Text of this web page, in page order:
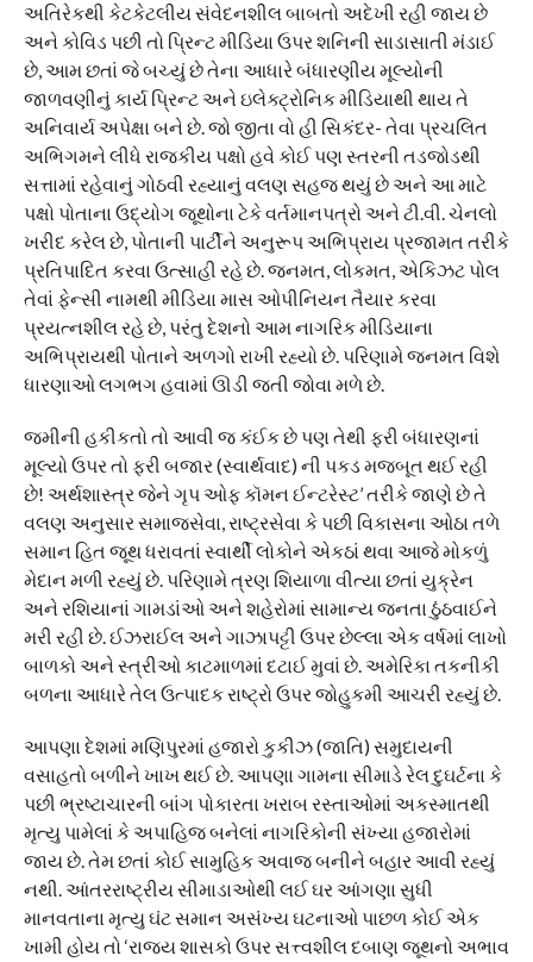
અતિરેકથી કેટકેટલીય સંવેદનશીલ બાબતો અદેખી રહી જાય છે
અને કોવિડ પછી તો પ્રિન્ટ મીડિયા ઉપર શનિની સાડાસાતી મંડાઈ
છે, આમ છતાં જે બચ્યું છે તેના આધારે બંધારણીય મૂલ્યોની
જાળવણીનું કાર્ય પ્રિન્ટ અને ઇલેક્ટ્રોનિક મીડિયાથી થાય તે
અનિવાર્ય અપેક્ષા બને છે. જો જીતા વો હી સિકંદર- તેવા પ્રચલિત
અભિગમને લીધે રાજકીય પક્ષો હવે કોઈ પણ સ્તરની તડજોડથી
સત્તામાં રહેવાનું ગોઠવી રહ્યાનું વલણ સહજ થયું છે અને આ માટે
પક્ષો પોતાના ઉદ્યોગ જૂથોના ટેકે વર્તમાનપત્રો અને ટી.વી. ચેનલો
ખરીદ કરેલ છે, પોતાની પાર્ટીને અનુરૂપ અભિપ્રાય પ્રજામત તરીકે
પ્રતિપાદિત કરવા ઉત્સાહી રહે છે. જનમત, લોકમત, એકિઝટ પોલ
તેવાં ફેન્સી નામથી મીડિયા માસ ઓપીનિયન તૈયાર કરવા
પ્રયત્નશીલ રહે છે, પરંતુ દેશનો આમ નાગરિક મીડિયાના
અભિપ્રાયથી પોતાને અળગો રાખી રહ્યો છે. પરિણામે જનમત વિશે
ધારણાઓ લગભગ હવામાં ઊડી જતી જોવા મળે છે.
જમીની હકીકતો તો આવી જ કંઈક છે પણ તેથી ફરી બંધારણનાં
મૂલ્યો ઉપર તો ફરી બજાર (સ્વાર્થવાદ) ની પકડ મજબૂત થઈ રહી
છે! અર્થશાસ્ત્ર જેને ગૃપ ઓફ કૉમન ઈન્ટરેસ્ટ’ તરીકે જાણે છે તે
વલણ અનુસાર સમાજસેવા, રાષ્ટ્રસેવા કે પછી વિકાસના ઓઠા તળે
સમાન હિત જૂથ ધરાવતાં સ્વાર્થી લોકોને એકઠાં થવા આજે મોકળું
મેદાન મળી રહ્યું છે. પરિણામે ત્રણ શિયાળા વીત્યા છતાં યુક્રેન
અને રશિયાનાં ગામડાંઓ અને શહેરોમાં સામાન્ય જનતા ઠુંઠવાઈને
મરી રહી છે. ઈઝરાઈલ અને ગાઝાપટ્ટી ઉપર છેલ્લા એક વર્ષમાં લાખો
બાળકો અને સ્ત્રીઓ કાટમાળમાં દટાઈ મુવાં છે. અમેરિકા તકનીકી
બળના આધારે તેલ ઉત્પાદક રાષ્ટ્રો ઉપર જોહુકમી આચરી રહ્યું છે.
આપણા દેશમાં મણિપુરમાં હજારો કુકીઝ (જાતિ) સમુદાયની
વસાહતો બળીને ખાખ થઈ છે. આપણા ગામના સીમાડે રેલ દુઘર્ટના કે
પછી ભ્રષ્ટાચારની બાંગ પોકારતા ખરાબ રસ્તાઓમાં અકસ્માતથી
મૃત્યુ પામેલાં કે અપાહિજ બનેલાં નાગરિકોની સંખ્યા હજારોમાં
જાય છે. તેમ છતાં કોઈ સામુહિક અવાજ બનીને બહાર આવી રહ્યું
નથી. આંતરરાષ્ટ્રીય સીમાડાઓથી લઈ ઘર આંગણા સુધી
માનવતાના મૃત્યુ ઘંટ સમાન અસંખ્ય ઘટનાઓ પાછળ કોઈ એક
ખામી હોય તો ‘રાજય શાસકો ઉપર સત્ત્વશીલ દબાણ જૂથનો અભાવ